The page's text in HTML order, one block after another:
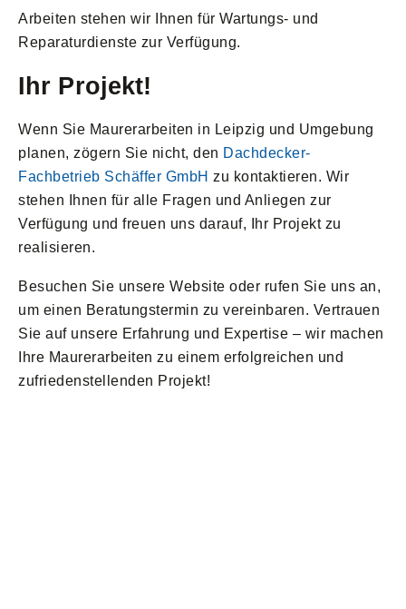
Arbeiten stehen wir Ihnen für Wartungs- und
Reparaturdienste zur Verfügung.
Ihr Projekt!
Wenn Sie Maurerarbeiten in Leipzig und Umgebung
planen, zögern Sie nicht, den Dachdecker-
Fachbetrieb Schäffer GmbH zu kontaktieren. Wir
stehen Ihnen für alle Fragen und Anliegen zur
Verfügung und freuen uns darauf, Ihr Projekt zu
realisieren.
Besuchen Sie unsere Website oder rufen Sie uns an,
um einen Beratungstermin zu vereinbaren. Vertrauen
Sie auf unsere Erfahrung und Expertise – wir machen
Ihre Maurerarbeiten zu einem erfolgreichen und
zufriedenstellenden Projekt!